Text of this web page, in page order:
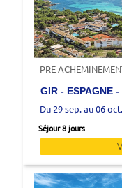
PRE
GIR - ESPAGNE
Du 29 sep. au 06
Séjour 8 jours